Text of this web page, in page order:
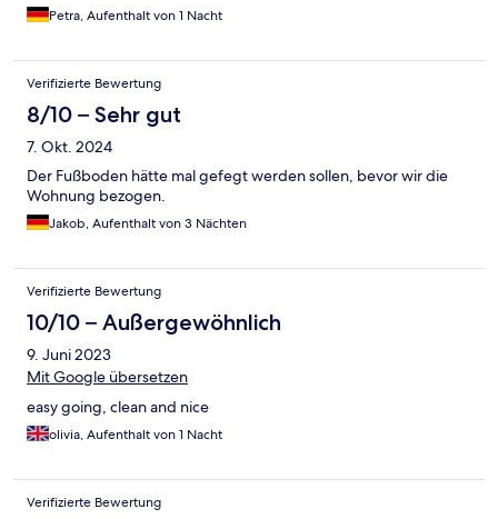
Petra, Aufenthalt von 1 Nacht
Verifizierte Bewertung
8/10 – Sehr gut
7. Okt. 2024
Der Fußboden hätte mal gefegt werden sollen, bevor wir die
Wohnung bezogen.
Jakob, Aufenthalt von 3 Nächten
Verifizierte Bewertung
10/10 – Außergewöhnlich
9. Juni 2023
Mit Google übersetzen
easy going, clean and nice
olivia, Aufenthalt von 1 Nacht
Verifizierte Bewertung